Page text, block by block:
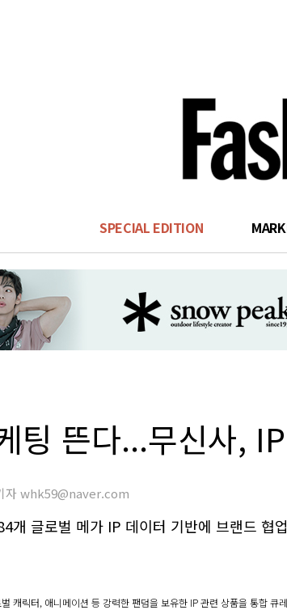
SPECIAL EDITION
팅 뜬다...무신사,
자 whk59@naver.com
개 글로벌 메가 IP 데이터 기반에 브랜드 협
캐릭터, 애니메이션 등 강력한 팬덤을 보유한 IP 관련 상품을 통합 큐